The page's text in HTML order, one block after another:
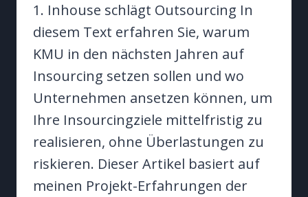
1. Inhouse schlägt Outsourcing In
diesem Text erfahren Sie, warum
KMU in den nächsten Jahren auf
Insourcing setzen sollen und wo
Unternehmen ansetzen können, um
Ihre Insourcingziele mittelfristig zu
realisieren, ohne Überlastungen zu
riskieren. Dieser Artikel basiert auf
meinen Projekt-Erfahrungen der